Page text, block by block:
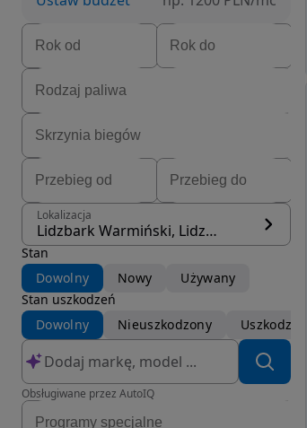
Lokalizacja
Lidzbark Warmiński, Lidzbark Warmiński
Stan
Dowolny
Nowy
Używany
Stan uszkodzeń
Dowolny
Nieuszkodzony Uszkodzony
Obsługiwane przez AutoIQ